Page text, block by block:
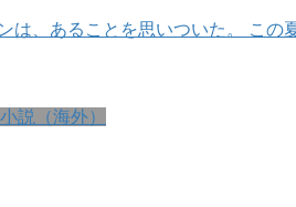
、あることを思いついた。 こ
説（海外）